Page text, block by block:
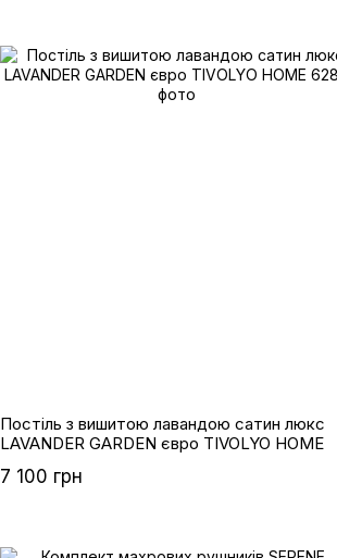
Постіль з вишитою лавандою сатин люкс
LAVANDER GARDEN євро TIVOLYO HOME
7 100 грн